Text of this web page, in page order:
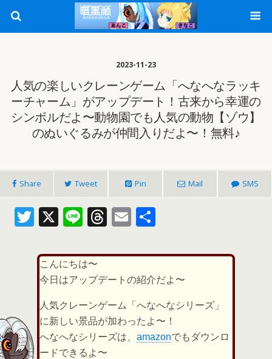
2023-11-23
人気の楽しいクレーンゲーム「へなへなラッキ
ーチャーム」がアップデート！古来から幸運の
シンボルだよ〜動物園でも人気の動物【ゾウ】
のぬいぐるみが仲間入りだよ〜！無料♪
Share Tweet Pin Mail SMS
T
itt
er
X Li
e
T
re
a
d
s
E
ai
l
こんにちは〜
今日はアップデートの紹介だよ〜
人気クレーンゲーム「へなへなシリーズ」
に新しい景品が加わったよ〜！
へなへなシリーズは、 amazonでもダウンロ
ードできるよ〜